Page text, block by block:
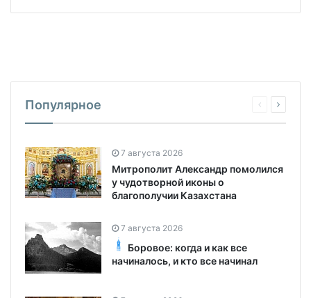
Популярное
7 августа 2026
Митрополит Александр помолился
у чудотворной иконы о
благополучии Казахстана
7 августа 2026
Боровое: когда и как все
начиналось, и кто все начинал